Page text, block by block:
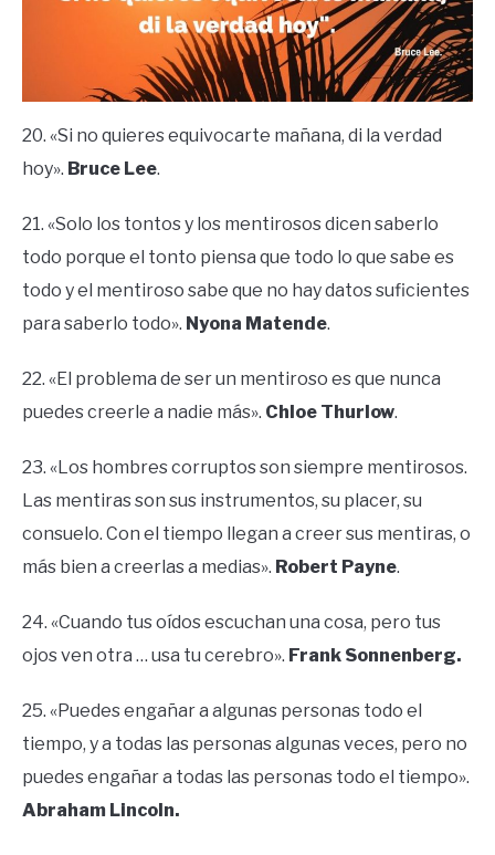
20. «Si no quieres equivocarte mañana, di la verdad
hoy». Bruce Lee.
21. «Solo los tontos y los mentirosos dicen saberlo
todo porque el tonto piensa que todo lo que sabe es
todo y el mentiroso sabe que no hay datos suficientes
para saberlo todo». Nyona Matende.
22. «El problema de ser un mentiroso es que nunca
puedes creerle a nadie más». Chloe Thurlow.
23. «Los hombres corruptos son siempre mentirosos.
Las mentiras son sus instrumentos, su placer, su
consuelo. Con el tiempo llegan a creer sus mentiras, o
más bien a creerlas a medias». Robert Payne.
24. «Cuando tus oídos escuchan una cosa, pero tus
ojos ven otra … usa tu cerebro». Frank Sonnenberg.
25. «Puedes engañar a algunas personas todo el
tiempo, y a todas las personas algunas veces, pero no
puedes engañar a todas las personas todo el tiempo».
Abraham Lincoln.